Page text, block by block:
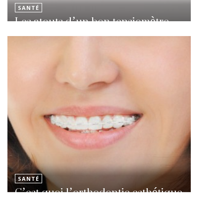
SANTÉ
Les atouts d’un bon tensiomètre
SANTÉ
C’est quoi l’orthodontie esthétique